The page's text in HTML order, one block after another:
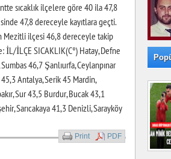
sıcaklık ilçelere göre 40 ila 47,8
47,8 dereceyle kayıtlara geçti.
Mezitli ilçesi 46,8 dereceyle takip
İLÇE SICAKLIK(C°) Hatay, Defne
46,7 Şanlıurfa, Ceylanpınar
Antalya, Serik 45 Mardin,
Sur 43,5 Burdur, Bucak 43,1
Sarıcakaya 41,3 Denizli, Sarayköy
Print PDF